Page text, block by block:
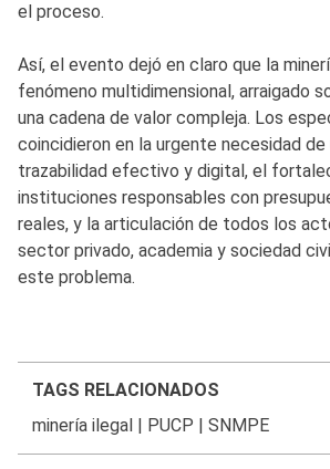
el proceso.
Así, el evento dejó en claro que la
fenómeno multidimensional, arraigado
una cadena de valor compleja. Los
coincidieron en la urgente necesidad
trazabilidad efectivo y digital, el
instituciones responsables con
reales, y la articulación de todos los
sector privado, academia y sociedad
este problema.
TAGS RELACIONADOS
minería ilegal| PUCP | SNMPE